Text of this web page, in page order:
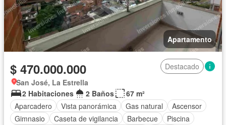
Apartamento
$ 470.000.000
Destacado
San José, La Estrella
2 Habitaciones
2 Baños
67 m²
Aparcadero
Vista panorámica Gas natural
Ascensor
Gimnasio
Caseta de vigilancia Barbecue
Piscina